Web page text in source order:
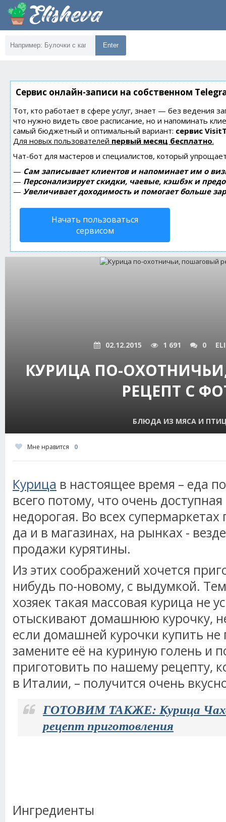
Enter
Сервис онлайн-записи на собственном
Тот, кто работает в сфере услуг, знает — без ведения
что нужно видеть свое расписание, но и напоминать
самый бюджетный и оптимальный вариант: сервис
Для новых пользователей первый месяц бесплатно.
Чат-бот для мастеров и специалистов, который
— Сам записывает клиентов и напоминает им о
— Персонализирует скидки, чаевые, кэшбэк и
— Увеличивает доходимость и помогает больше
Начать пользоваться
сервисом
02.12.2015 1 691 0
КУРИЦА ПО-
РЕЦЕПТ С
БЛЮДА ИЗ МЯСА И
Мне нравится 0
Курица в настоящее время – еда
всего потому, что очень
недорогая. Во всех
да и в магазинах, на рынках -
продажи курятины.
Из этих соображений хочется
нибудь по-новому, с выдумкой.
хозяек такая массовая курица не
отыскивают домашнюю курочку,
если домашней курочки купить не
замените её на куриную голень и
приготовить по нашему рецепту,
в Италии, – получится очень
ГОТОВИМ ТАКЖЕ: Курица
рецепт приготовления
Ингредиенты